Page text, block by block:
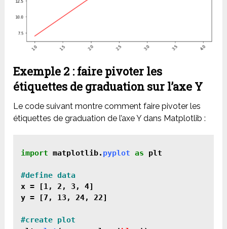
Exemple 2 : faire pivoter les
étiquettes de graduation sur l’axe Y
Le code suivant montre comment faire pivoter les
étiquettes de graduation de l’axe Y dans Matplotlib :
import matplotlib. pyplot as plt
x = [1, 2, 3, 4]
y = [7, 13, 24, 22]